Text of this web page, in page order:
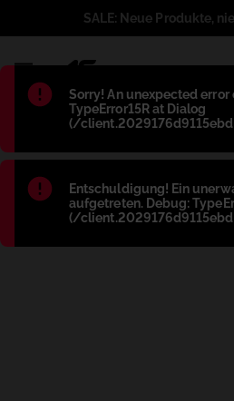
Błąd:
Sorry! An unexpected
TypeError15R at Dialog
(/
Błąd:
Entschuldigung! Ein
aufgetreten. Debug:
(/
SALE: Neue Produkte,